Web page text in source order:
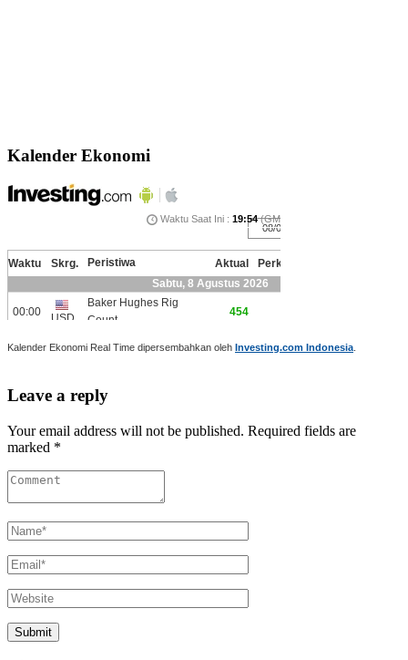
Kalender Ekonomi
Kalender Ekonomi Real Time dipersembahkan oleh Investing.com Indonesia
Leave a reply
Your email address will not be published. Required fields are
marked *